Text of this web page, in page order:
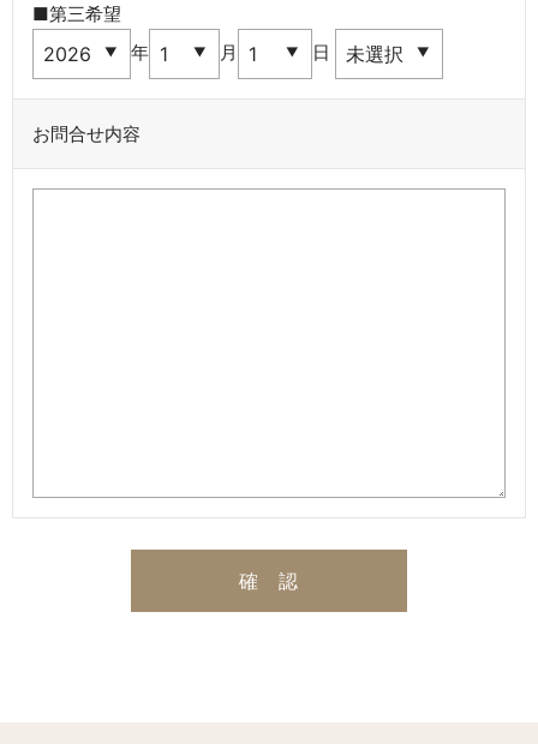
■第三希望
年
月 日
お問合せ内容